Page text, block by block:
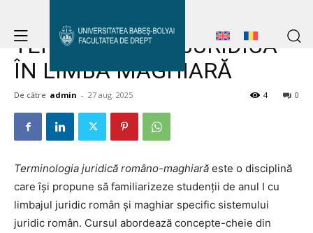
Avizier Studenți
Admitere
Erasmus & Internațional
Avizier Studenți
Admitere
Erasmus & Internațional
TERMINOLOGIE JURIDICĂ
ÎN LIMBA MAGHIARĂ
De către admin - 27 aug. 2025 0
4
Terminologia juridică româno-maghiară este o disciplină
care își propune să familiarizeze studenții de anul I cu
limbajul juridic român și maghiar specific sistemului
juridic român. Cursul abordează concepte-cheie din